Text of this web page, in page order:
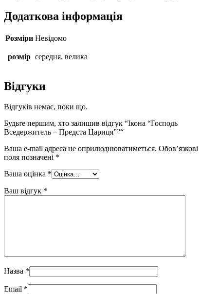
Додаткова інформація
Розміри Невідомо
розмір середня, велика
Відгуки
Відгуків немає, поки що.
Будьте першим, хто залишив відгук “Ікона “Господь
Вседержитель – Предста Цариця””“
Ваша e-mail адреса не оприлюднюватиметься. Обов’язкові
поля позначені *
Ваша оцінка *
Ваш відгук *
Назва *
Email *